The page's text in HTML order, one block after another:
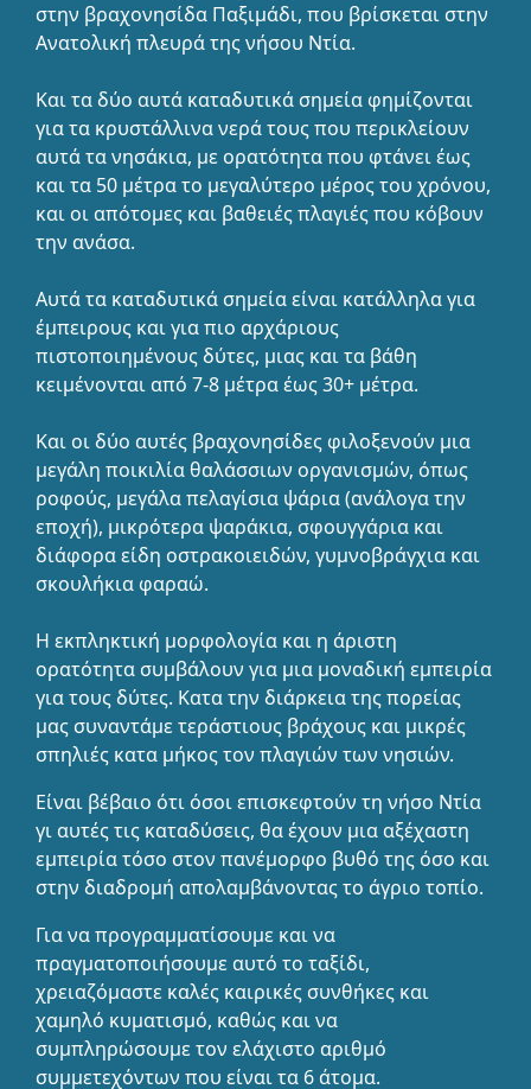
στην βραχονησίδα Παξιμάδι, που βρίσκεται στην
Ανατολική πλευρά της νήσου Ντία.
Και τα δύο αυτά καταδυτικά σημεία φημίζονται
για τα κρυστάλλινα νερά τους που περικλείουν
αυτά τα νησάκια, με ορατότητα που φτάνει έως
και τα 50 μέτρα το μεγαλύτερο μέρος του χρόνου,
και οι απότομες και βαθειές πλαγιές που κόβουν
την ανάσα.
Αυτά τα καταδυτικά σημεία είναι κατάλληλα για
έμπειρους και για πιο αρχάριους
πιστοποιημένους δύτες, μιας και τα βάθη
κειμένονται από 7-8 μέτρα έως 30+ μέτρα.
Και οι δύο αυτές βραχονησίδες φιλοξενούν μια
μεγάλη ποικιλία θαλάσσιων οργανισμών, όπως
ροφούς, μεγάλα πελαγίσια ψάρια (ανάλογα την
εποχή), μικρότερα ψαράκια, σφουγγάρια και
διάφορα είδη οστρακοιειδών, γυμνοβράγχια και
σκουλήκια φαραώ.
Η εκπληκτική μορφολογία και η άριστη
ορατότητα συμβάλουν για μια μοναδική εμπειρία
για τους δύτες. Κατα την διάρκεια της πορείας
μας συναντάμε τεράστιους βράχους και μικρές
σπηλιές κατα μήκος τον πλαγιών των νησιών.
Είναι βέβαιο ότι όσοι επισκεφτούν τη νήσο Ντία
γι αυτές τις καταδύσεις, θα έχουν μια αξέχαστη
εμπειρία τόσο στον πανέμορφο βυθό της όσο και
στην διαδρομή απολαμβάνοντας το άγριο τοπίο.
Για να προγραμματίσουμε και να
πραγματοποιήσουμε αυτό το ταξίδι,
χρειαζόμαστε καλές καιρικές συνθήκες και
χαμηλό κυματισμό, καθώς και να
συμπληρώσουμε τον ελάχιστο αριθμό
συμμετεχόντων που είναι τα 6 άτομα.